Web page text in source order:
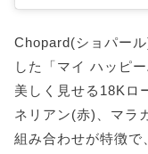
Chopard(ショパー
した「マイ ハッピ
美しく見せる18Kロ
ネリアン(赤)、マラ
組み合わせが特徴で